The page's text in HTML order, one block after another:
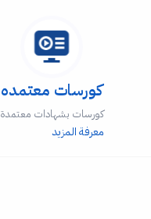
كورسات معتمده
كورسات بشهادات معتمدة
معرفة المزيد